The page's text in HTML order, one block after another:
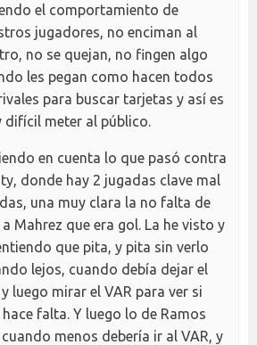
el comportamiento de
jugadores, no enciman al
no se quejan, no fingen algo
les pegan como hacen todos
para buscar tarjetas y así es
difícil meter al público.
en cuenta lo que pasó contra
donde hay 2 jugadas clave mal
una muy clara la no falta de
Mahrez que era gol. La he visto y
que pita, y pita sin verlo
lejos, cuando debía dejar el
luego mirar el VAR para ver si
falta. Y luego lo de Ramos
menos debería ir al VAR, y